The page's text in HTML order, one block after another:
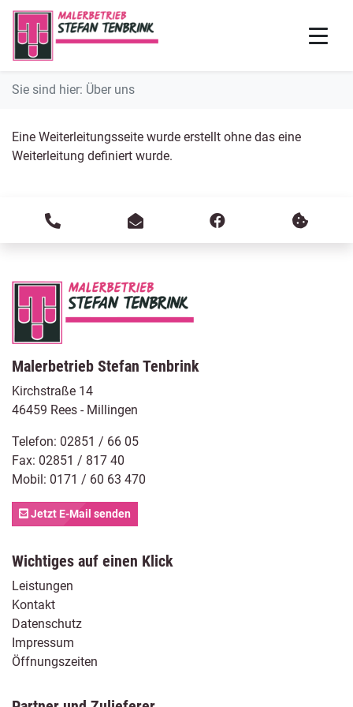
Sie sind hier: Über uns
Eine Weiterleitungsseite wurde erstellt ohne das eine
Weiterleitung definiert wurde.
Malerbetrieb Stefan Tenbrink
Kirchstraße 14
46459 Rees - Millingen
Telefon: 02851 / 66 05
Fax: 02851 / 817 40
Mobil: 0171 / 60 63 470
Jetzt E-Mail senden
Wichtiges auf einen Klick
Leistungen
Kontakt
Datenschutz
Impressum
Öffnungszeiten